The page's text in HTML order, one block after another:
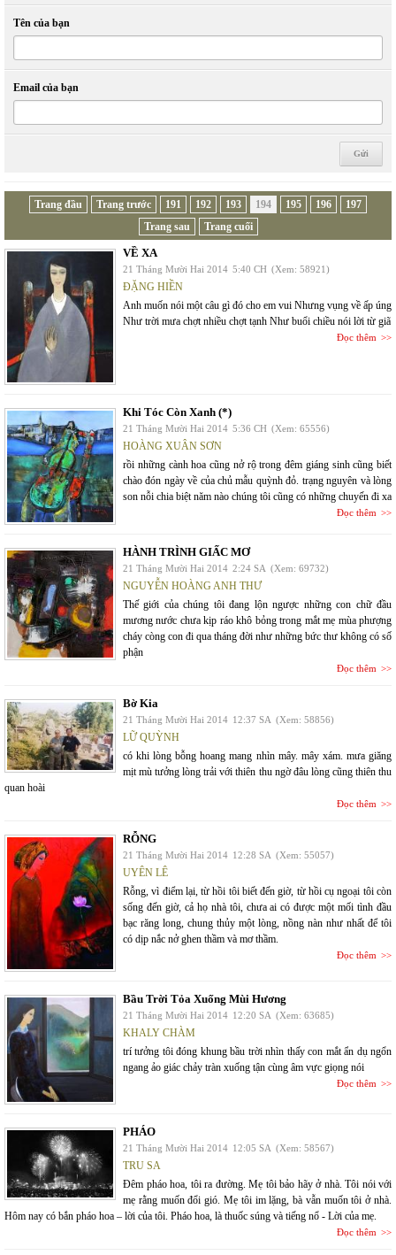
Tên của bạn
Email của bạn
Trang đầu Trang trước 191 192 193 194 195 196
197
Trang sau
Trang cuối
VỀ XA
21 Tháng Mười Hai 2014 5:40 CH (Xem: 58921)
ĐẶNG HIỀN
Anh muốn nói một câu gì đó cho em vui Nhưng vụng về ấp úng
Như trời mưa chợt nhiều chợt tạnh Như buổi chiều nói lời từ giã
Đọc thêm
Khi Tóc Còn Xanh (*)
21 Tháng Mười Hai 2014 5:36 CH (Xem: 65556)
HOÀNG XUÂN SƠN
rồi những cành hoa cũng nở rộ trong đêm giáng sinh cũng biết
chào đón ngày về của chủ mẫu quỳnh đỏ. trạng nguyên và lòng
son nỗi chia biệt năm nào chúng tôi cũng có những chuyến đi xa
Đọc thêm
HÀNH TRÌNH GIẤC MƠ
21 Tháng Mười Hai 2014 2:24 SA (Xem: 69732)
NGUYỄN HOÀNG ANH THƯ
Thế giới của chúng tôi đang lộn ngược những con chữ đầu
mương nước chưa kịp ráo khô bỏng trong mắt mẹ mùa phượng
cháy còng con đi qua tháng đời như những bức thư không có số
phận
Đọc thêm
Bờ Kia
21 Tháng Mười Hai 2014 12:37 SA (Xem: 58856)
LỮ QUỲNH
có khi lòng bỗng hoang mang nhìn mây. mây xám. mưa giăng
mịt mù tưởng lòng trải với thiên thu ngờ đâu lòng cũng thiên thu
quan hoài
Đọc thêm
RỖNG
21 Tháng Mười Hai 2014 12:28 SA (Xem: 55057)
UYÊN LÊ
Rỗng, vì điểm lại, từ hồi tôi biết đến giờ, từ hồi cụ ngoại tôi còn
sống đến giờ, cả họ nhà tôi, chưa ai có được một mối tình đầu
bạc răng long, chung thủy một lòng, nồng nàn như nhất để tôi
có dịp nắc nở ghen thầm và mơ thầm.
Đọc thêm
Bầu Trời Tỏa Xuống Mùi Hương
21 Tháng Mười Hai 2014 12:20 SA (Xem: 63685)
KHALY CHÀM
trí tưởng tôi đóng khung bầu trời nhìn thấy con mắt ẩn dụ ngổn
ngang ảo giác chảy tràn xuống tận cùng âm vực giọng nói
Đọc thêm
PHÁO
21 Tháng Mười Hai 2014 12:05 SA (Xem: 58567)
TRU SA
Đêm pháo hoa, tôi ra đường. Mẹ tôi bảo hãy ở nhà. Tôi nói với
mẹ rằng muốn đổi gió. Mẹ tôi im lặng, bà vẫn muốn tôi ở nhà.
Hôm nay có bắn pháo hoa – lời của tôi. Pháo hoa, là thuốc súng và tiếng nổ - Lời của mẹ.
Đọc thêm